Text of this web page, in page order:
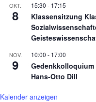
OKT.
8
15:30 - 17:15
Klassensitzung
NOV.
9
10:00 - 17:00
Gedenkkolloquium
Hans-Otto Dill
Kalender anzeigen